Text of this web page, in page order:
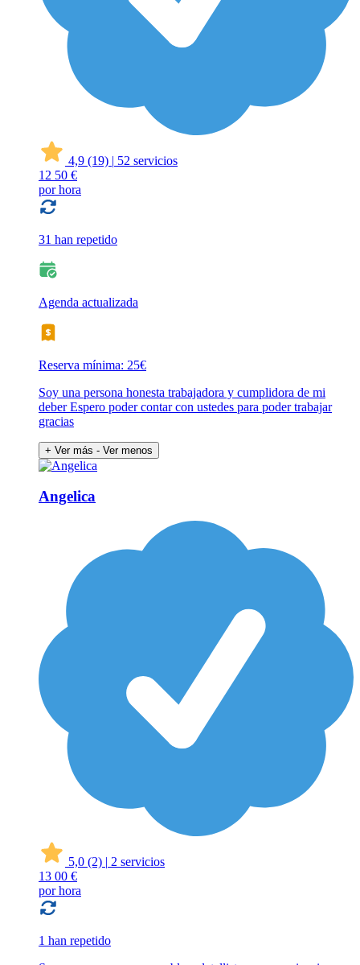
4,9 (19) | 52 servicios
12 50 €
por hora
31 han repetido
Agenda actualizada
Reserva mínima: 25€
Soy una persona honesta trabajadora y cumplidora de mi
deber Espero poder contar con ustedes para poder trabajar
gracias
+ Ver más - Ver menos
Angelica
5,0 (2) | 2 servicios
13 00 €
por hora
1 han repetido